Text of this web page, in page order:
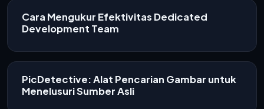
Cara Mengukur Efektivitas Dedicated
Development Team
PicDetective: Alat Pencarian Gambar untuk
Menelusuri Sumber Asli